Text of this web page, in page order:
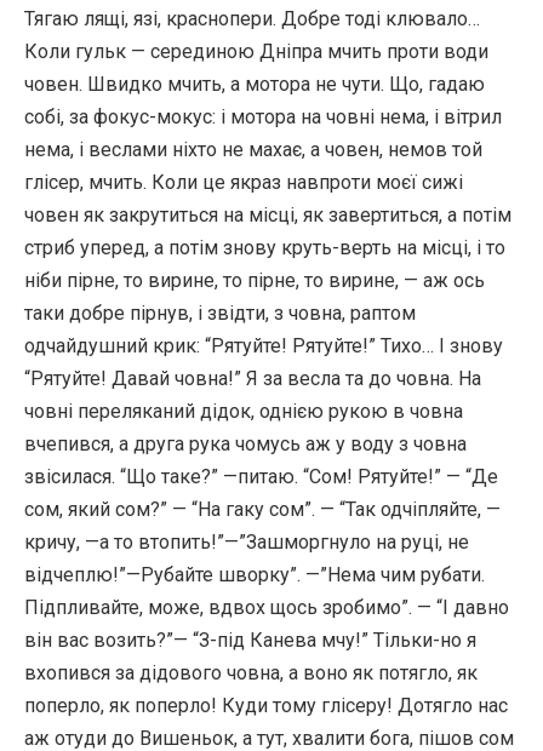
Тягаю лящі, язі, краснопери. Добре тоді клювало…
Коли гульк — серединою Дніпра мчить проти води
човен. Швидко мчить, а мотора не чути. Що, гадаю
собі, за фокус-мокус: і мотора на човні нема, і вітрил
нема, і веслами ніхто не махає, а човен, немов той
глісер, мчить. Коли це якраз навпроти моєї сижі
човен як закрутиться на місці, як завертиться, а потім
стриб уперед, а потім знову круть-верть на місці, і то
ніби пірне, то вирине, то пірне, то вирине, — аж ось
таки добре пірнув, і звідти, з човна, раптом
одчайдушний крик: “Рятуйте! Рятуйте!” Тихо… І знову
“Рятуйте! Давай човна!” Я за весла та до човна. На
човні переляканий дідок, однією рукою в човна
вчепився, а друга рука чомусь аж у воду з човна
звісилася. “Що таке?” —питаю. “Сом! Рятуйте!” — “Де
сом, який сом?” — “На гаку сом”. — “Так одчіпляйте, —
кричу, —а то втопить!”—”Зашморгнуло на руці, не
відчеплю!”—Рубайте шворку”. —”Нема чим рубати.
Підпливайте, може, вдвох щось зробимо”. — “І давно
він вас возить?”— “З-під Канева мчу!” Тільки-но я
вхопився за дідового човна, а воно як потягло, як
поперло, як поперло! Куди тому глісеру! Дотягло нас
аж отуди до Вишеньок, а тут, хвалити бога, пішов сом